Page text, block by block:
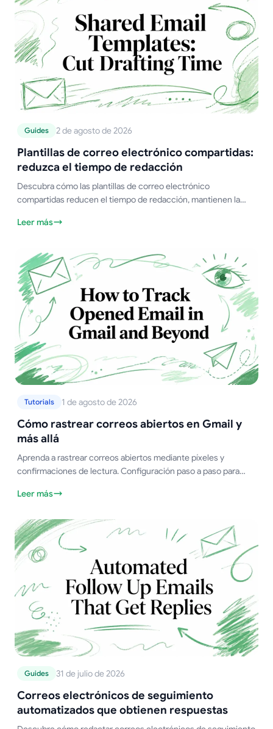
Guides 2 de agosto de 2026
Plantillas de correo electrónico compartidas:
reduzca el tiempo de redacción
Descubra cómo las plantillas de correo electrónico
compartidas reducen el tiempo de redacción, mantienen la
personalización, gobernanza y análisis que funcionan.
Leer más
Tutorials 1 de agosto de 2026
Cómo rastrear correos abiertos en Gmail y
más allá
Aprenda a rastrear correos abiertos mediante píxeles y
confirmaciones de lectura. Configuración paso a paso para
precisión.
Leer más
Guides 31 de julio de 2026
Correos electrónicos de seguimiento
automatizados que obtienen respuestas